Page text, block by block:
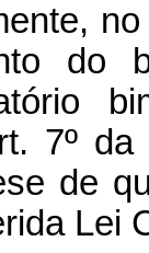
do
7º da
de
Lei